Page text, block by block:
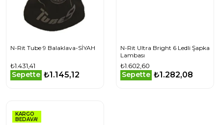
N-Rit Tube 9 Balaklava-SİYAH
₺1.431,41
Sepette ₺1.145,12
N-Rit Ultra Bright 6 Ledli Şapka
Lambası
₺1.602,60
Sepette ₺1.282,08
KARGO
BEDAVA!